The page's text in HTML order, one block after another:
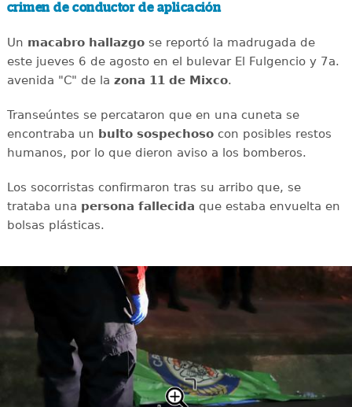
crimen de conductor de aplicación
Un macabro hallazgose reportó la madrugada de
este jueves 6 de agosto en el bulevar El Fulgencio y 7a.
avenida "C" de la zona 11 de Mixco.
Transeúntes se percataron que en una cuneta se
encontraba un bulto sospechosocon posibles restos
humanos, por lo que dieron aviso a los bomberos.
Los socorristas confirmaron tras su arribo que, se
trataba una persona fallecida que estaba envuelta en
bolsas plásticas.